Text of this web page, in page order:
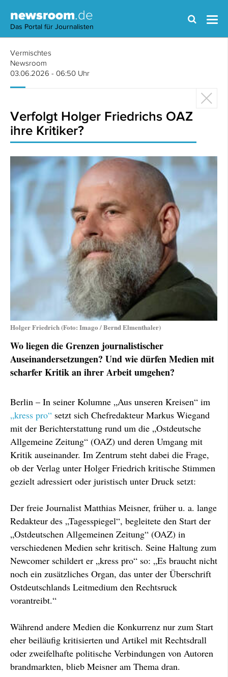
newsroom.de
Das Portal für Journalisten
Vermischtes
Newsroom
03.06.2026 - 06:50 Uhr
Verfolgt Holger Friedrichs OAZ
ihre Kritiker?
Holger Friedrich (Foto: Imago / Bernd Elmenthaler)
Wo liegen die Grenzen journalistischer
Auseinandersetzungen? Und wie dürfen Medien mit
scharfer Kritik an ihrer Arbeit umgehen?
Berlin – In seiner Kolumne „Aus unseren Kreisen“ im
„kress pro“ setzt sich Chefredakteur Markus Wiegand
mit der Berichterstattung rund um die „Ostdeutsche
Allgemeine Zeitung“ (OAZ) und deren Umgang mit
Kritik auseinander. Im Zentrum steht dabei die Frage,
ob der Verlag unter Holger Friedrich kritische Stimmen
gezielt adressiert oder juristisch unter Druck setzt:
Der freie Journalist Matthias Meisner, früher u. a. lange
Redakteur des „Tagesspiegel“, begleitete den Start der
„Ostdeutschen Allgemeinen Zeitung“ (OAZ) in
verschiedenen Medien sehr kritisch. Seine Haltung zum
Newcomer schildert er „kress pro“ so: „Es braucht nicht
noch ein zusätzliches Organ, das unter der Überschrift
Ostdeutschlands Leitmedium den Rechtsruck
vorantreibt.“
Während andere Medien die Konkurrenz nur zum Start
eher beiläufig kritisierten und Artikel mit Rechtsdrall
oder zweifelhafte politische Verbindungen von Autoren
brandmarkten, blieb Meisner am Thema dran.